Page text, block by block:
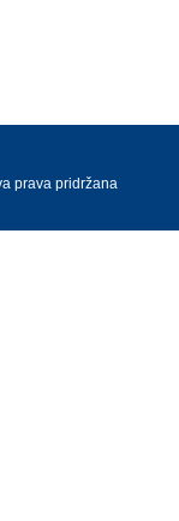
prava pridržana